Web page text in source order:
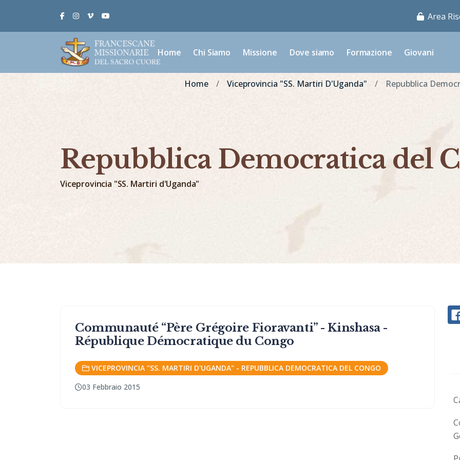
FacebookInstagram
Vimeo Area
Home Chi Siamo Missione Dove siamo Formazione Giovani
Home Viceprovincia "SS. Martiri D'Uganda" Repubblica
Repubblica Democratica del
Viceprovincia "SS. Martiri d'Uganda"
Communauté “Père Grégoire Fioravanti” - Kinshasa -
République Démocratique du Congo
VICEPROVINCIA "SS. MARTIRI D'UGANDA" - REPUBBLICA DEMOCRATICA DEL CONGO
03 Febbraio 2015